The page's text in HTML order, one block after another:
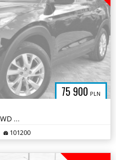
75 900 PLN
Hyundai Tucson blue 1.6 GDi 2WD Navi
101200